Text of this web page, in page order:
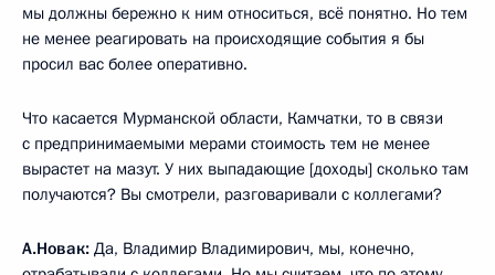
мы должны бережно к ним относиться, всё понятно. Но тем
не менее реагировать на происходящие события я бы
просил вас более оперативно.
Что касается Мурманской области, Камчатки, то в связи
с предпринимаемыми мерами стоимость тем не менее
вырастет на мазут. У них выпадающие [доходы] сколько там
получаются? Вы смотрели, разговаривали с коллегами?
А.Новак: Да, Владимир Владимирович, мы, конечно,